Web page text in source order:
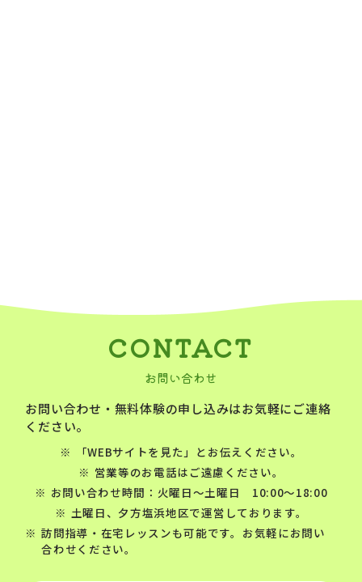
CONTACT
お問い合わせ
お問い合わせ・無料体験の申し込みはお気軽にご連絡
ください。
「WEBサイトを見た」とお伝えください。
営業等のお電話はご遠慮ください。
お問い合わせ時間：火曜日～土曜日 10:00～18:00
土曜日、夕方塩浜地区で運営しております。
訪問指導・在宅レッスンも可能です。お気軽にお問い
合わせください。